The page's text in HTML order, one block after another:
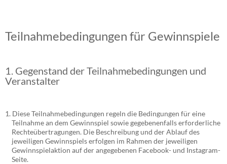
Teilnahmebedingungen für Gewinnspiele
1. Gegenstand der Teilnahmebedingungen und
Veranstalter
Diese Teilnahmebedingungen regeln die Bedingungen für eine
Teilnahme an dem Gewinnspiel sowie gegebenenfalls erforderliche
Rechteübertragungen. Die Beschreibung und der Ablauf des
jeweiligen Gewinnspiels erfolgen im Rahmen der jeweiligen
Gewinnspielaktion auf der angegebenen Facebook- und Instagram-
Seite.